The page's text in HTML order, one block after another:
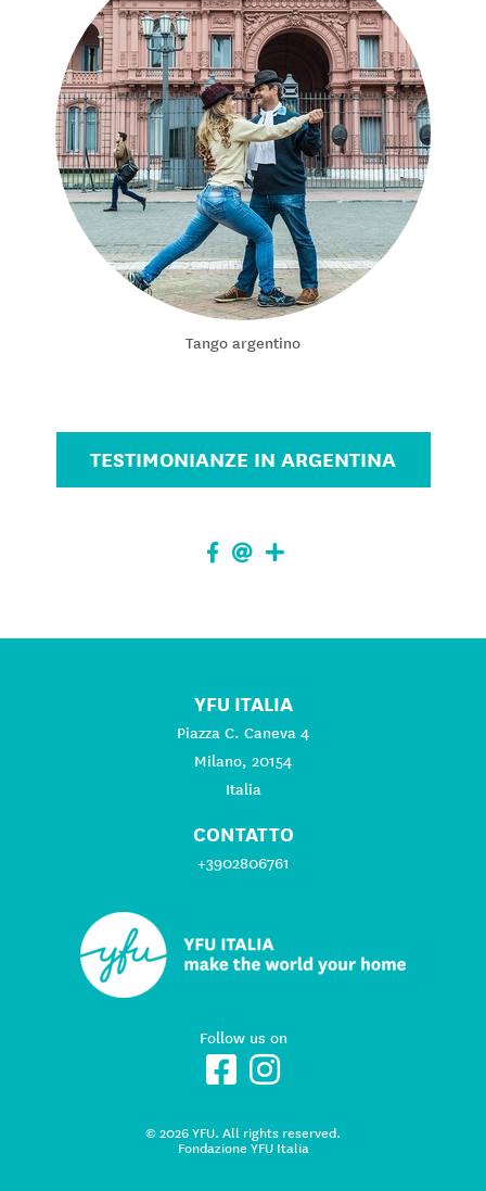
Tango argentino
TESTIMONIANZE IN ARGENTINA
YFU ITALIA
Piazza C. Caneva 4
Milano, 20154
Italia
CONTATTO
+3902806761
Follow us on
© 2026 YFU. All rights reserved.
Fondazione YFU Italia